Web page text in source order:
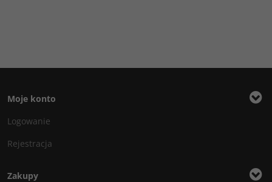
Moje konto
Logowanie
Rejestracja
Zakupy